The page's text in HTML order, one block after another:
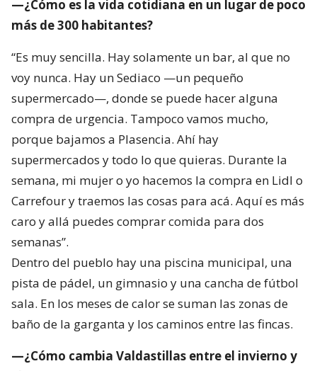
—¿Cómo es la vida cotidiana en un lugar de poco
más de 300 habitantes?
“Es muy sencilla. Hay solamente un bar, al que no
voy nunca. Hay un Sediaco —un pequeño
supermercado—, donde se puede hacer alguna
compra de urgencia. Tampoco vamos mucho,
porque bajamos a Plasencia. Ahí hay
supermercados y todo lo que quieras. Durante la
semana, mi mujer o yo hacemos la compra en Lidl o
Carrefour y traemos las cosas para acá. Aquí es más
caro y allá puedes comprar comida para dos
semanas”.
Dentro del pueblo hay una piscina municipal, una
pista de pádel, un gimnasio y una cancha de fútbol
sala. En los meses de calor se suman las zonas de
baño de la garganta y los caminos entre las fincas.
—¿Cómo cambia Valdastillas entre el invierno y